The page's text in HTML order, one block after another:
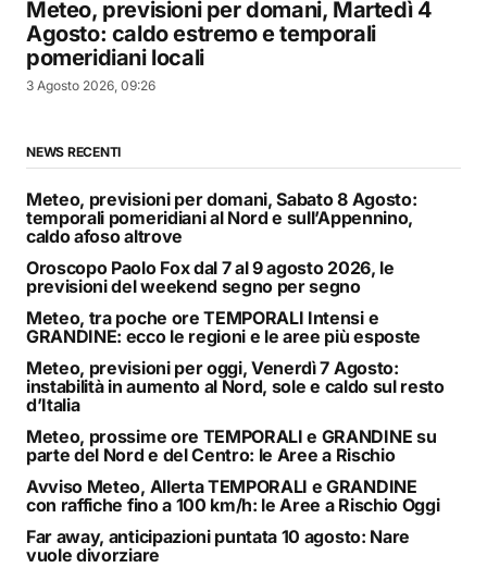
Meteo, previsioni per domani, Martedì 4
Agosto: caldo estremo e temporali
pomeridiani locali
3 Agosto 2026, 09:26
NEWS RECENTI
Meteo, previsioni per domani, Sabato 8 Agosto:
temporali pomeridiani al Nord e sull’Appennino,
caldo afoso altrove
Oroscopo Paolo Fox dal 7 al 9 agosto 2026, le
previsioni del weekend segno per segno
Meteo, tra poche ore TEMPORALI Intensi e
GRANDINE: ecco le regioni e le aree più esposte
Meteo, previsioni per oggi, Venerdì 7 Agosto:
instabilità in aumento al Nord, sole e caldo sul resto
d’Italia
Meteo, prossime ore TEMPORALI e GRANDINE su
parte del Nord e del Centro: le Aree a Rischio
Avviso Meteo, Allerta TEMPORALI e GRANDINE
con raffiche fino a 100 km/h: le Aree a Rischio Oggi
Far away, anticipazioni puntata 10 agosto: Nare
vuole divorziare